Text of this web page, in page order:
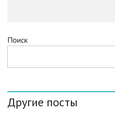
Поиск
Другие посты